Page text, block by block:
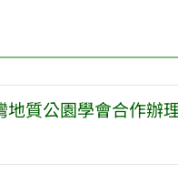
質公園學會合作辦